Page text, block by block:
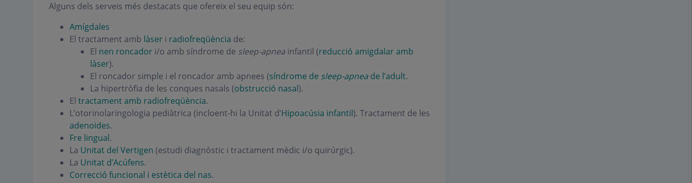
Alguns dels serveis més destacats que ofereix el seu equip són:
Amígdales
El tractament amb làser i radiofreqüència de:
El nen roncadori/o amb síndrome de sleep-apneainfantil (reducció amigdalar amb
làser).
El roncador simple i el roncador amb apnees (síndrome de sleep-apneade l’adult.
La hipertròfia de les conques nasals (obstrucció nasal).
El tractament amb radiofreqüència.
L’otorinolaringologia pediàtrica (incloent-hi la Unitat d’Hipoacúsia infantil). Tractament de les
adenoides.
Fre lingual.
La Unitat del Vertigen (estudi diagnòstic i tractament mèdic i/o quirúrgic).
La Unitat d’Acúfens.
Correcció funcional i estètica del nas.